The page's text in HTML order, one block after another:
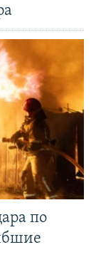
по